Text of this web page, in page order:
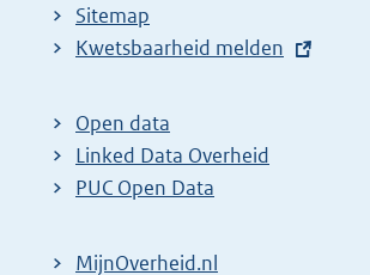
Sitemap
E
t
e
r
Kwetsbaarheid melden
Open data
Linked Data Overheid
PUC Open Data
MijnOverheid.nl